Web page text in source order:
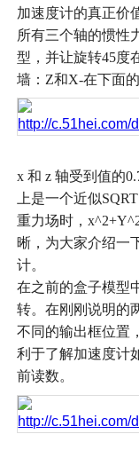
加速度计的真正价
所有三个轴的惯性
型，并让旋转45度
墙： Z和X-在下面
x和 z轴受到值的
上是一个近似SQRT
重力场时，
晰，为大家介绍一
计。
在之前的盒子模型
转。在刚刚说明的
不同的输出框位置
利于了解加速度计
前读数。